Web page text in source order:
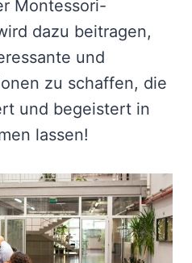
Montessori-
dazu beitragen,
und
zu schaffen, die
und begeistert in
lassen!